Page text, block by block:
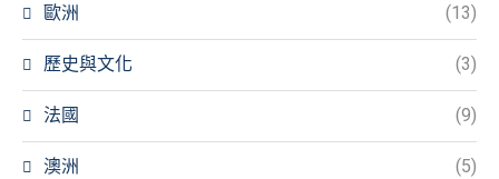
歐洲 (13)
歷史與文化 (3)
法國 (9)
澳洲 (5)